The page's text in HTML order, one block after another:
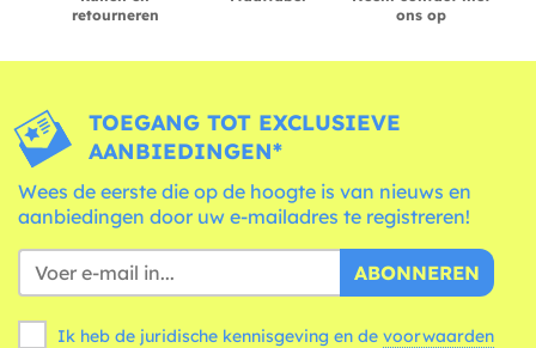
retourneren
ons op
TOEGANG TOT EXCLUSIEVE
AANBIEDINGEN*
Wees de eerste die op de hoogte is van nieuws en
aanbiedingen door uw e-mailadres te registreren!
ABONNEREN
Ik heb de juridische kennisgeving en de voorwaarden